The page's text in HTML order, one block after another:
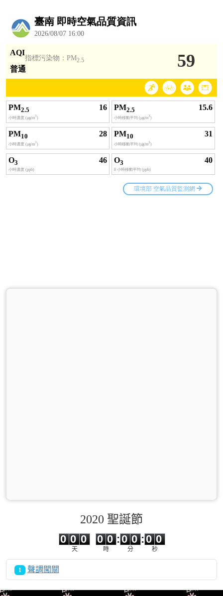
2020 聖誕節
0 0
0
0
天
0
0
0
0
時
:
0
0
0
0
分
:0 0
秒
1 聲調闖關